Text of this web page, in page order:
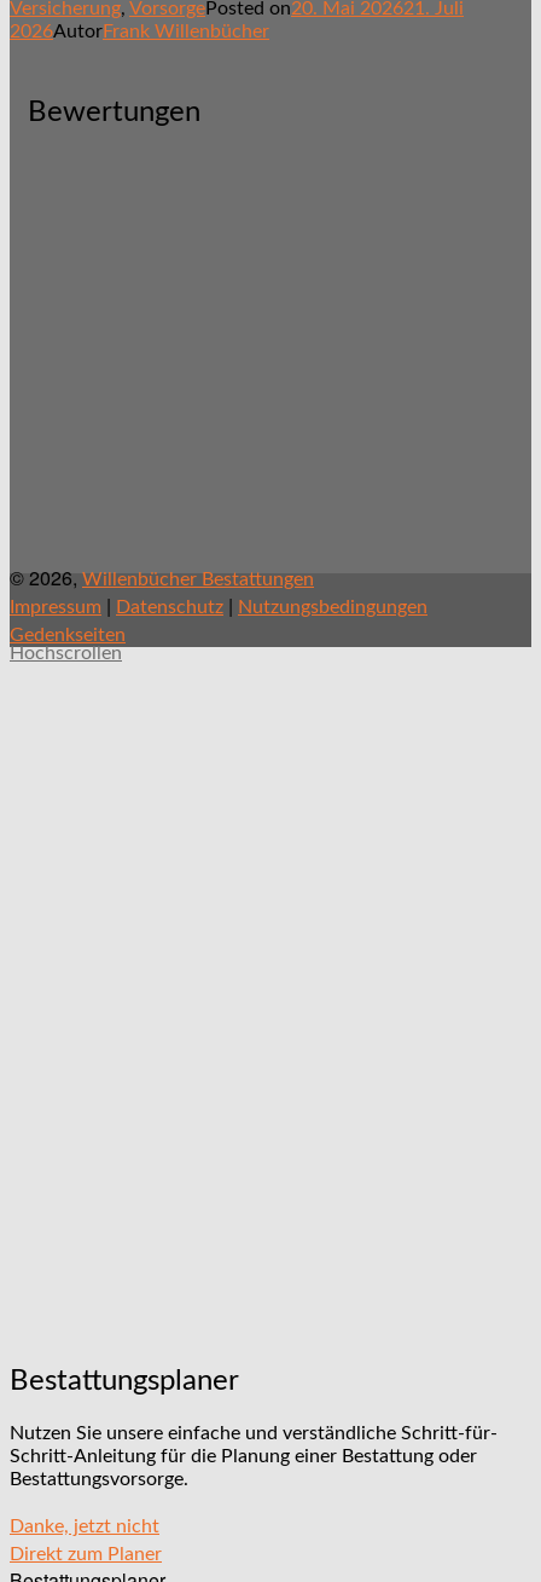
Versicherung, VorsorgePosted on20. Mai 202621. Juli
2026AutorFrank Willenbücher
Bewertungen
© 2026, Willenbücher Bestattungen
Impressum | Datenschutz | Nutzungsbedingungen
Gedenkseiten
Hochscrollen
Bestattungsplaner
Nutzen Sie unsere einfache und verständliche Schritt-für-
Schritt-Anleitung für die Planung einer Bestattung oder
Bestattungsvorsorge.
Danke, jetzt nicht
Direkt zum Planer